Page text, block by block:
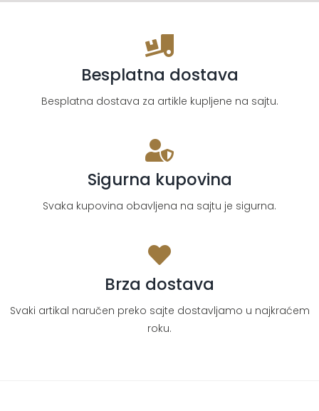
Besplatna dostava
Besplatna dostava za artikle kupljene na sajtu.
Sigurna kupovina
Svaka kupovina obavljena na sajtu je sigurna.
Brza dostava
Svaki artikal naručen preko sajte dostavljamo u najkraćem
roku.